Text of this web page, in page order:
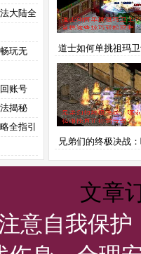
大陆全
玩无
账号
揭秘
全指引
道士如何单挑祖玛
握这些技巧轻松
兄弟们的终极决战
服能真正称霸传
文章
意自我保